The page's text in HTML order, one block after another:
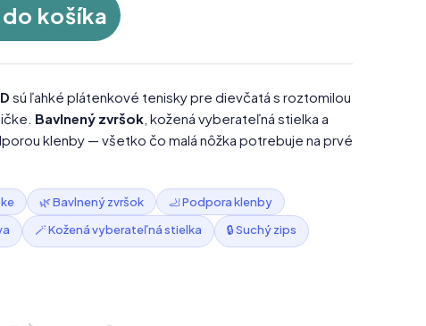
košíka
sú ľahké plátenkové tenisky pre dievčatá s roztomilou
Bavlnený zvršok , kožená vyberateľná stielka a
klenby — všetko čo malá nôžka potrebuje na prvé
🌿 Bavlnený zvršok
🦶 Podpora klenby
🪄 Kožená vyberateľná stielka 🔒 Suchý zips